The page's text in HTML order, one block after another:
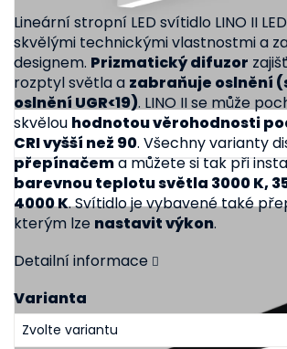
Varianta
Lineární stropní LED svítidlo LINO II
skvělými technickými vlastnostmi a
designem. Prizmatický difuzor
rozptyl světla a zabraňuje oslnění
oslnění UGR<19). LINO II se může
skvělou hodnotou věrohodnosti
CRI vyšší než 90. Všechny varianty
přepínačema můžete si tak při
barevnou teplotu světla 3000 K,
4000 K. Svítidlo je vybavené také
kterým lze nastavit výkon.
Detailní informace